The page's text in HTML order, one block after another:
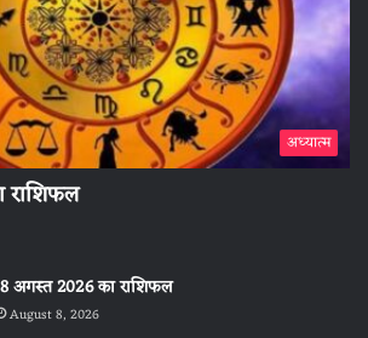
अध्यात्म
राशिफल
8 अगस्त 2026 का राशिफल
August 8, 2026